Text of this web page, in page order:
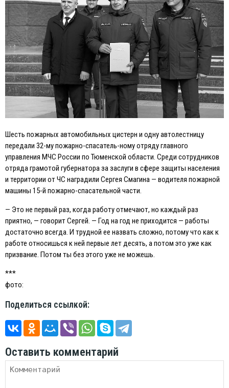
Шесть пожарных автомобильных цистерн и одну автолестницу
передали 32-му пожарно-спасатель-ному отряду главного
управления МЧС России по Тюменской области. Среди сотрудников
отряда грамотой губернатора за заслуги в сфере защиты населения
и территории от ЧС наградили Сергея Смагина — водителя пожарной
машины 15-й пожарно-спасательной части.
— Это не первый раз, когда работу отмечают, но каждый раз
приятно, — говорит Сергей. — Год на год не приходится — работы
достаточно всегда. И трудной ее назвать сложно, потому что как к
работе относишься к ней первые лет десять, а потом это уже как
призвание. Потом ты без этого уже не можешь.
***
фото:
Поделиться ссылкой:
Оставить комментарий